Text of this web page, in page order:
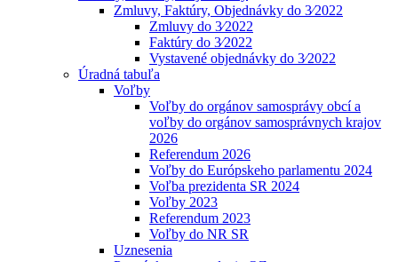
Zmluvy, Faktúry, Objednávky do 3⁄2022
Zmluvy do 3⁄2022
Faktúry do 3⁄2022
Vystavené objednávky do 3⁄2022
Úradná tabuľa
Voľby
Voľby do orgánov samosprávy obcí a
voľby do orgánov samosprávnych krajov
2026
Referendum 2026
Voľby do Európskeho parlamentu 2024
Voľba prezidenta SR 2024
Voľby 2023
Referendum 2023
Voľby do NR SR
Uznesenia